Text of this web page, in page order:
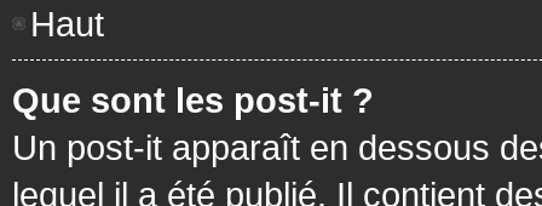
Haut
Que sont les post-it ?
Un post-it apparaît en dessous
lequel il a été publié. Il contient